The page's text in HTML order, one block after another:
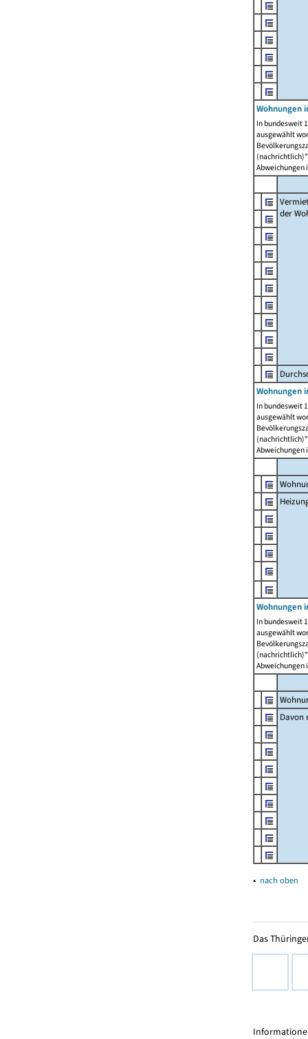
Wohnungen
In bundesweit
ausgewählt
Abweichungen
der
Wohnungen
In bundesweit
ausgewählt
Abweichungen
Wohnungen
In bundesweit
ausgewählt
Abweichungen
Davon
▴ nach oben
Das